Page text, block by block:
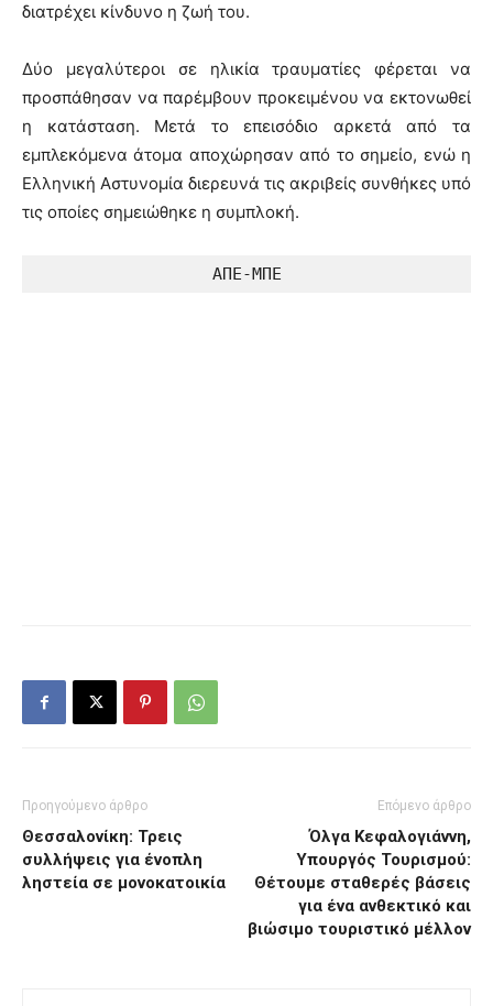
διατρέχει κίνδυνο η ζωή του.
Δύο μεγαλύτεροι σε ηλικία τραυματίες φέρεται να
προσπάθησαν να παρέμβουν προκειμένου να εκτονωθεί
η κατάσταση. Μετά το επεισόδιο αρκετά από τα
εμπλεκόμενα άτομα αποχώρησαν από το σημείο, ενώ η
Ελληνική Αστυνομία διερευνά τις ακριβείς συνθήκες υπό
τις οποίες σημειώθηκε η συμπλοκή.
ΑΠΕ-ΜΠΕ
Προηγούμενο άρθρο
Θεσσαλονίκη: Τρεις
συλλήψεις για ένοπλη
ληστεία σε μονοκατοικία
Επόμενο άρθρο
Όλγα Κεφαλογιάννη,
Υπουργός Τουρισμού:
Θέτουμε σταθερές βάσεις
για ένα ανθεκτικό και
βιώσιμο τουριστικό μέλλον